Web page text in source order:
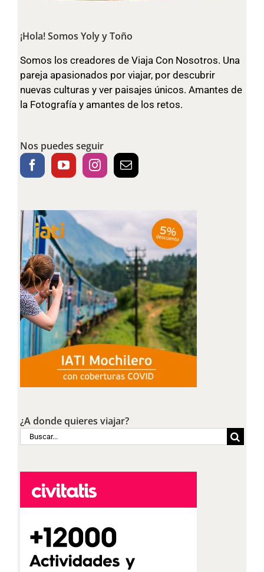
¡Hola! Somos Yoly y Toño
Somos los creadores de Viaja Con Nosotros. Una
pareja apasionados por viajar, por descubrir
nuevas culturas y ver paisajes únicos. Amantes de
la Fotografía y amantes de los retos.
Nos puedes seguir
¿A donde quieres viajar?
Buscar: